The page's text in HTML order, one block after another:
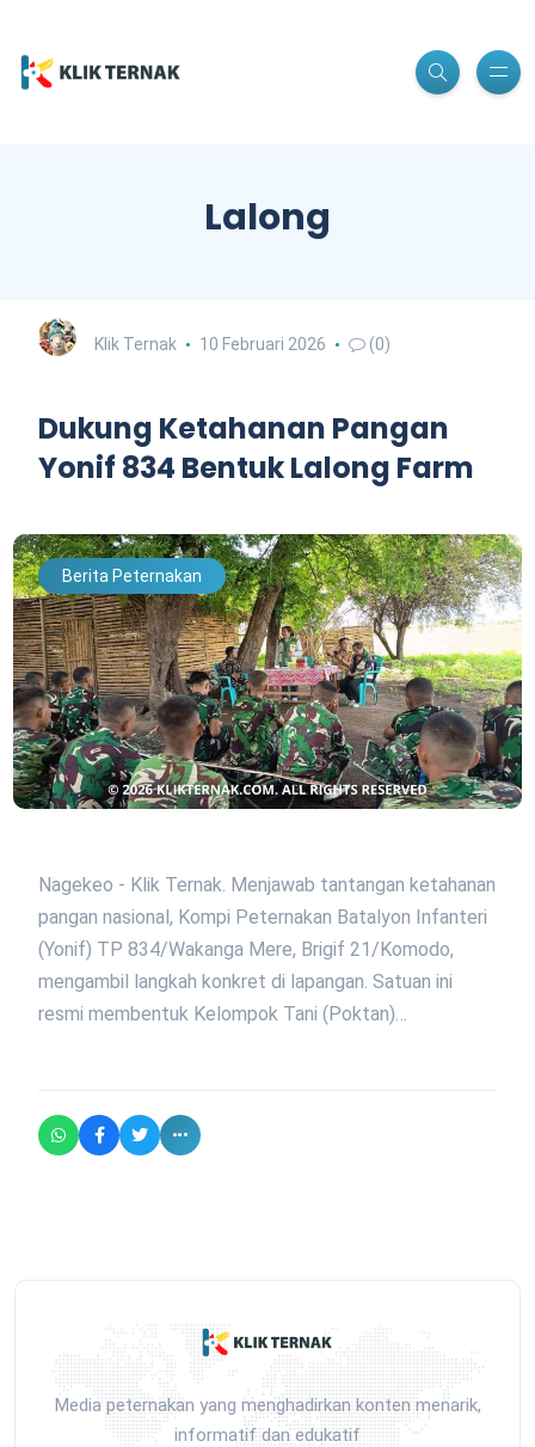
Lalong
Klik Ternak 10 Februari 2026 (0)
Dukung Ketahanan Pangan
Yonif 834 Bentuk Lalong Farm
Berita Peternakan
Nagekeo - Klik Ternak. Menjawab tantangan ketahanan
pangan nasional, Kompi Peternakan Batalyon Infanteri
(Yonif) TP 834/Wakanga Mere, Brigif 21/Komodo,
mengambil langkah konkret di lapangan. Satuan ini
resmi membentuk Kelompok Tani (Poktan)…
Media peternakan yang menghadirkan konten menarik,
informatif dan edukatif